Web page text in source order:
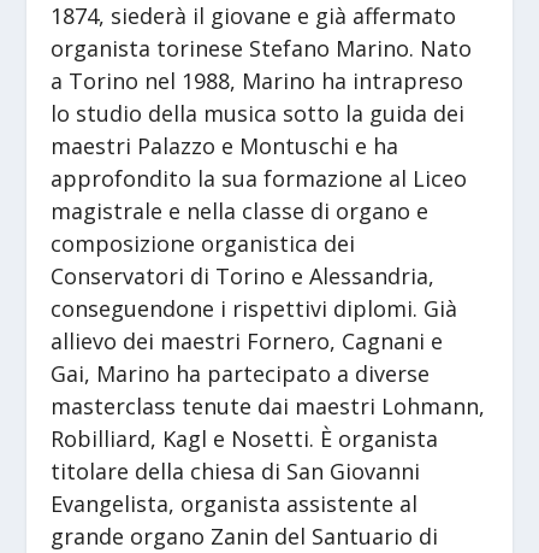
1874, siederà il giovane e già affermato
organista torinese Stefano Marino. Nato
a Torino nel 1988, Marino ha intrapreso
lo studio della musica sotto la guida dei
maestri Palazzo e Montuschi e ha
approfondito la sua formazione al Liceo
magistrale e nella classe di organo e
composizione organistica dei
Conservatori di Torino e Alessandria,
conseguendone i rispettivi diplomi. Già
allievo dei maestri Fornero, Cagnani e
Gai, Marino ha partecipato a diverse
masterclass tenute dai maestri Lohmann,
Robilliard, Kagl e Nosetti. È organista
titolare della chiesa di San Giovanni
Evangelista, organista assistente al
grande organo Zanin del Santuario di